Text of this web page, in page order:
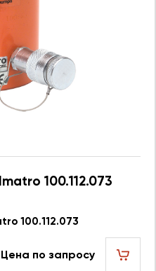
100.112.073
100.112.073
Цена по запросу